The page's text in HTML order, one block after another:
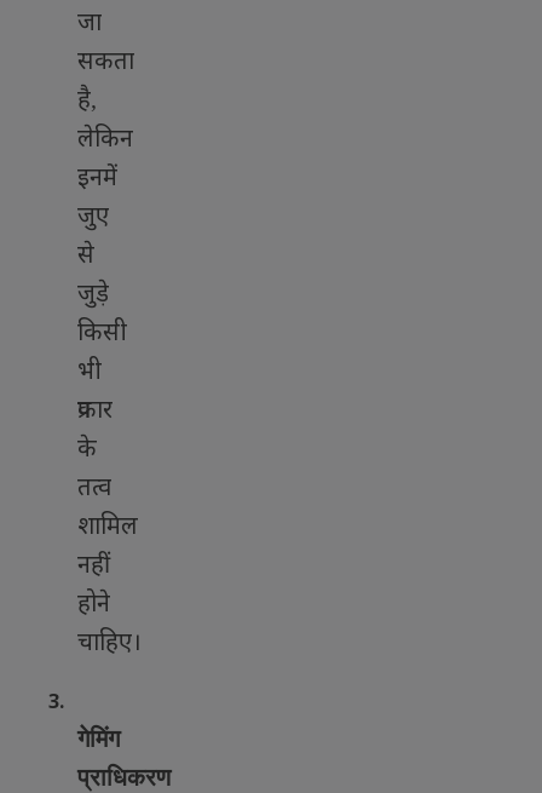
जा
सकता
है,
लेकिन
इनमें
जुए
से
जुड़े
किसी
भी
प्रकार
के
तत्व
शामिल
नहीं
होने
चाहिए।
3.
गेमिंग
प्राधिकरण